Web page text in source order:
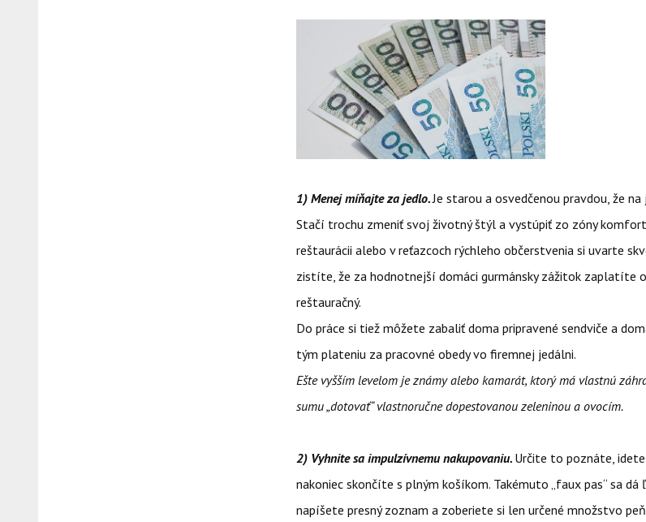
1) Menej míňajte za jedlo.Je starou a osvedčenou pravdou, že
Stačí trochu zmeniť svoj životný štýl a vystúpiť zo zóny
reštaurácii alebo v reťazcoch rýchleho občerstvenia si uvarte
zistíte, že za hodnotnejší domáci gurmánsky zážitok zaplatíte
reštauračný.
Do práce si tiež môžete zabaliť doma pripravené sendviče a
tým plateniu za pracovné obedy vo firemnej jedálni.
Ešte vyšším levelom je známy alebo kamarát, ktorý má vlastnú
sumu „dotovať“ vlastnoručne dopestovanou zeleninou a ovocím.
2) Vyhnite sa impulzívnemu nakupovaniu. Určite to poznáte,
nakoniec skončíte s plným košíkom. Takémuto „faux pas“ sa dá
napíšete presný zoznam a zoberiete si len určené množstvo